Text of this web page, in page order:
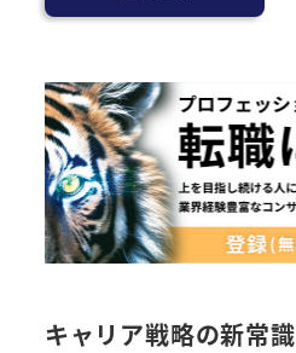
キャリア戦略の新常